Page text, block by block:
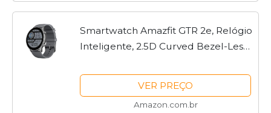
Smartwatch Amazfit GTR 2e, Relógio
Inteligente, 2.5D Curved Bezel-Less
Display, SpO2 & Stress Monitor, GPS
integrado, Bateria...
VER PREÇO
Amazon.com.br